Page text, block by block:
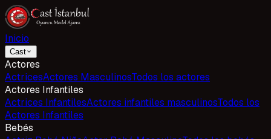
Inicio
Cast
Actores
ActricesActores MasculinosTodos los actores
Actores Infantiles
Actrices InfantilesActores infantiles masculinosTodos los
Actores Infantiles
Bebés